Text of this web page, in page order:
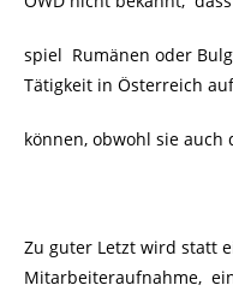
spiel Rumänen oder
Tätigkeit in Österreich
können, obwohl sie auch
Zu guter Letzt wird statt
Mitarbeiteraufnahme,